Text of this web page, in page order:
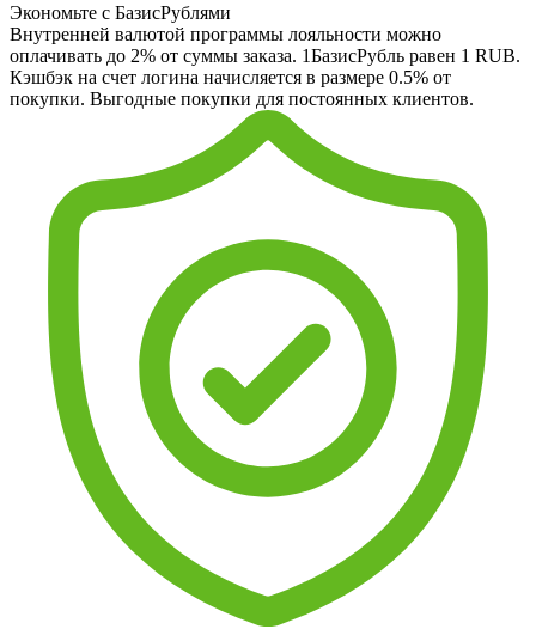
Экономьте с БазисРублями
Внутренней валютой программы лояльности можно
оплачивать до 2% от суммы заказа. 1БазисРубль равен 1 RUB.
Кэшбэк на счет логина начисляется в размере 0.5% от
покупки. Выгодные покупки для постоянных клиентов.